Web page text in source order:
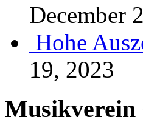
December
Hohe
19, 2023
Musikverein